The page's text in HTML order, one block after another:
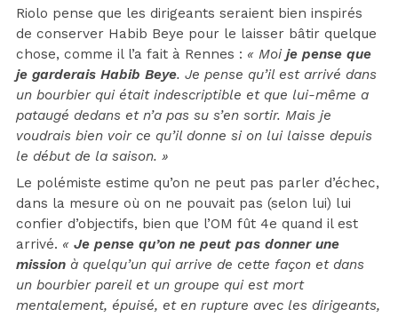
Riolo pense que les dirigeants seraient bien inspirés
de conserver Habib Beye pour le laisser bâtir quelque
chose, comme il l’a fait à Rennes : « Moi je pense que
je garderais Habib Beye. Je pense qu’il est arrivé dans
un bourbier qui était indescriptible et que lui-même a
pataugé dedans et n’a pas su s’en sortir. Mais je
voudrais bien voir ce qu’il donne si on lui laisse depuis
le début de la saison. »
Le polémiste estime qu’on ne peut pas parler d’échec,
dans la mesure où on ne pouvait pas (selon lui) lui
confier d’objectifs, bien que l’OM fût 4e quand il est
arrivé. « Je pense qu’on ne peut pas donner une
mission à quelqu’un qui arrive de cette façon et dans
un bourbier pareil et un groupe qui est mort
mentalement, épuisé, et en rupture avec les dirigeants,